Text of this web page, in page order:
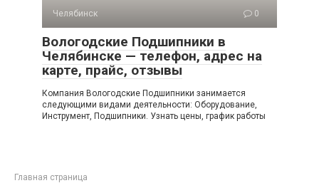
Челябинск 0
Вологодские Подшипники в
Челябинске — телефон, адрес на
карте, прайс, отзывы
Компания Вологодские Подшипники занимается
следующими видами деятельности: Оборудование,
Инструмент, Подшипники. Узнать цены, график работы
Главная страница